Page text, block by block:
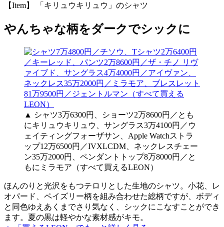
【Item】 「キリュウキリュウ」のシャツ
やんちゃな柄をダークでシックに
▲ シャツ3万6300円、ショーツ2万8600円／とも
にキリュウキリュウ、サングラス3万4100円／ウ
ェイティングフォーザサン、Apple Watchストラ
ップ12万6500円／IVXLCDM、ネックレスチェー
ン35万2000円、ペンダントトップ8万8000円／と
もにミラモア（すべて買えるLEON）
ほんのりと光沢をもつテロリとした生地のシャツ。小花、レ
オパード、ペイズリー柄を組み合わせた総柄ですが、ボディ
と同色ゆえあくまでさり気なく、シックにこなすことができ
ます。夏の黒は軽やかな素材感がキモ。